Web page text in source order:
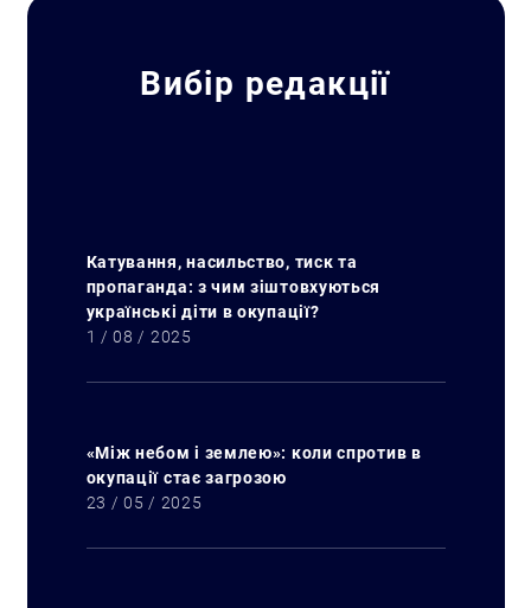
Вибір редакції
Катування, насильство, тиск та
пропаганда: з чим зіштовхуються
українські діти в окупації?
1 / 08 / 2025
«Між небом і землею»: коли спротив в
окупації стає загрозою
23 / 05 / 2025